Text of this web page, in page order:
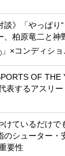
談》「やっぱ
、柏原竜二と神
」×コンディシ
OF THE
表するアスリ
けているだけ
のシューター・
要性